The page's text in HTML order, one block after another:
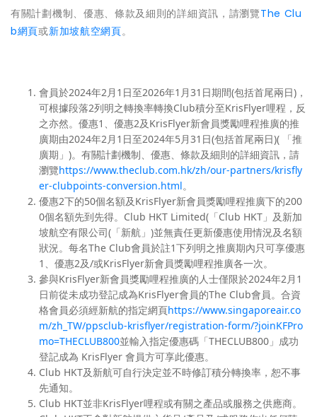
有關計劃機制、優惠、條款及細則的詳細資訊，請瀏覽The Clu
b網頁或新加坡航空網頁。
會員於2024年2月1日至2026年1月31日期間(包括首尾兩日)，
可根據段落2列明之轉換率轉換Club積分至KrisFlyer哩程，反
之亦然。優惠1、優惠2及KrisFlyer新會員獎勵哩程推廣的推
廣期由2024年2月1日至2024年5月31日(包括首尾兩日)( 「推
廣期」)。有關計劃機制、優惠、條款及細則的詳細資訊，請
瀏覽https://www.theclub.com.hk/zh/our-partners/krisfly
er-clubpoints-conversion.html。
優惠2下的50個名額及KrisFlyer新會員獎勵哩程推廣下的200
0個名額先到先得。Club HKT Limited(「Club HKT」及新加
坡航空有限公司(「新航」)並無責任更新優惠使用情況及名額
狀況。每名The Club會員於註1下列明之推廣期內只可享優惠
1、優惠2及/或KrisFlyer新會員獎勵哩程推廣各一次。
參與KrisFlyer新會員獎勵哩程推廣的人士僅限於2024年2月1
日前從未成功登記成為KrisFlyer會員的The Club會員。合資
格會員必須經新航的指定網頁https://www.singaporeair.co
m/zh_TW/ppsclub-krisflyer/registration-form/?joinKFPro
mo=THECLUB800並輸入指定優惠碼「THECLUB800」成功
登記成為 KrisFlyer 會員方可享此優惠。
Club HKT及新航可自行決定並不時修訂積分轉換率，恕不事
先通知。
Club HKT並非KrisFlyer哩程或有關之產品或服務之供應商。